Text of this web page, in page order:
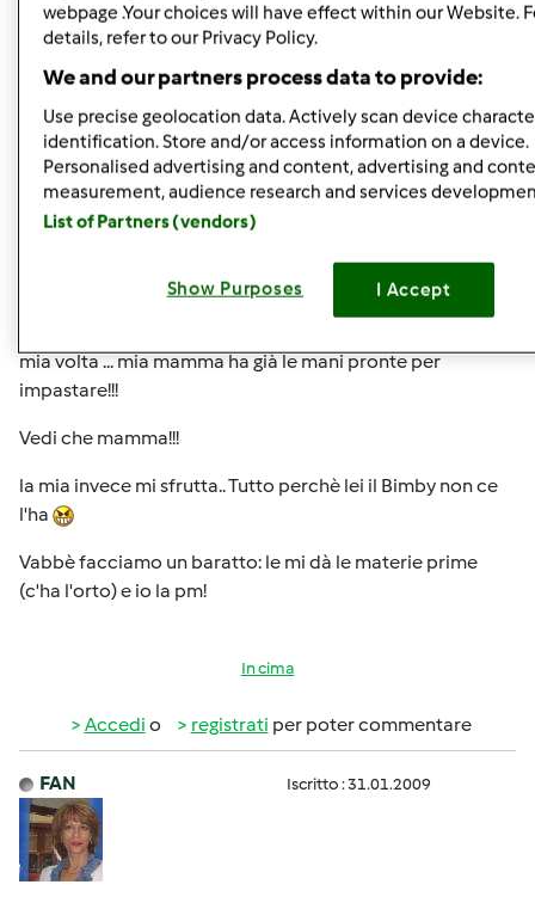
In cima
Accedio registratiper poter commentare
chya72 Iscritto : 13.12.2008
mia volta ... mia mamma ha già le mani pronte per
impastare!!!
Vedi che mamma!!!
la mia invece mi sfrutta.. Tutto perchè lei il Bimby non ce
l'ha
Vabbè facciamo un baratto: le mi dà le materie prime
(c'ha l'orto) e io la pm!
In cima
Accedi o registrati per poter commentare
FAN Iscritto : 31.01.2009
webpage .Your choices will have effect within our Website.
details, refer to our Privacy Policy.
We and our partners process data to provide:
Use precise geolocation data. Actively scan device
identification. Store and/or access information on a device.
Personalised advertising and content, advertising and
measurement, audience research and services
List of Partners (vendors)
Show Purposes I Accept